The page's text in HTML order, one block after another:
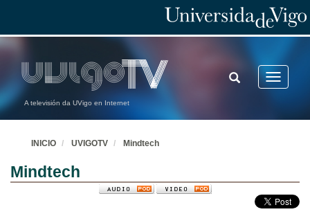
A televisión da UVigo en Internet
Toggle
TOGGLE
SEARCH
INICIO UVIGOTV Mindtech
Mindtech